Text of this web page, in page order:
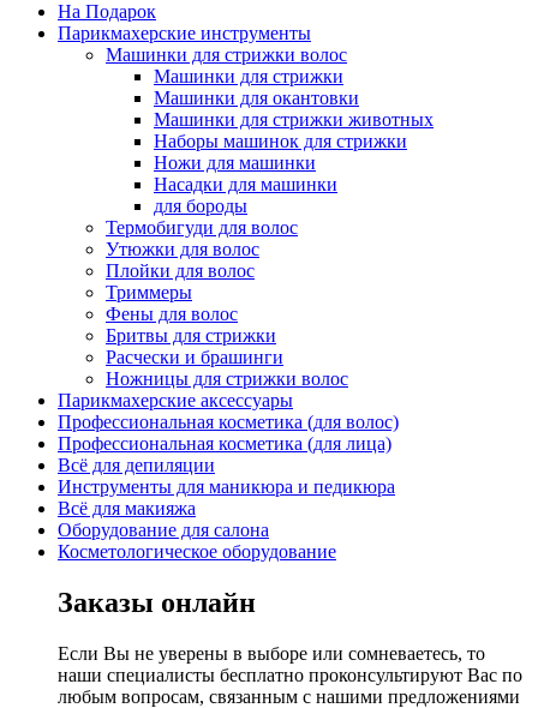
На Подарок
Парикмахерские инструменты
Машинки для стрижки волос
Машинки для стрижки
Машинки для окантовки
Машинки для стрижки животных
Наборы машинок для стрижки
Ножи для машинки
Насадки для машинки
для бороды
Термобигуди для волос
Утюжки для волос
Плойки для волос
Триммеры
Фены для волос
Бритвы для стрижки
Расчески и брашинги
Ножницы для стрижки волос
Парикмахерские аксессуары
Профессиональная косметика (для волос)
Профессиональная косметика (для лица)
Всё для депиляции
Инструменты для маникюра и педикюра
Всё для макияжа
Оборудование для салона
Косметологическое оборудование
Заказы онлайн
Если Вы не уверены в выборе или сомневаетесь, то
наши специалисты бесплатно проконсультируют Вас по
любым вопросам, связанным с нашими предложениями